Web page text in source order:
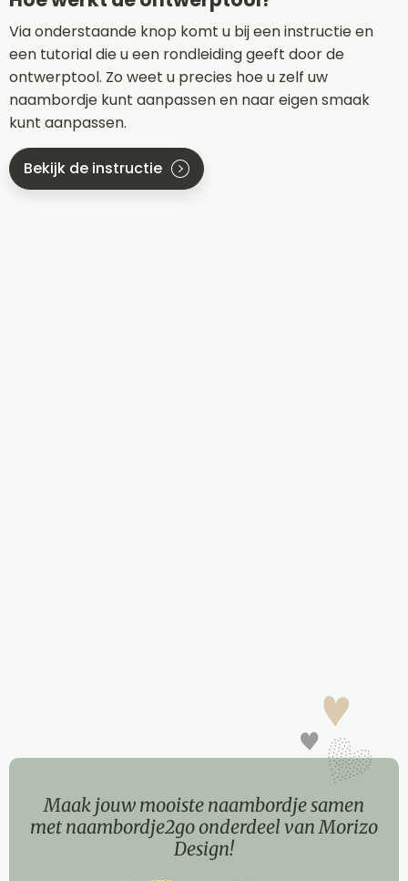
Via onderstaande knop komt u bij een instructie en
een tutorial die u een rondleiding geeft door de
ontwerptool. Zo weet u precies hoe u zelf uw
naambordje kunt aanpassen en naar eigen smaak
kunt aanpassen.
Bekijk de instructie
Maak jouw mooiste naambordje samen
met naambordje2go onderdeel van Morizo
Design!